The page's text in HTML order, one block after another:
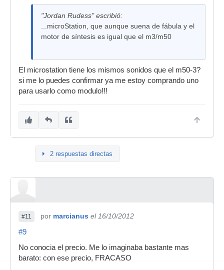
"Jordan Rudess" escribió:
...microStation, que aunque suena de fábula y el
motor de síntesis es igual que el m3/m50
El microstation tiene los mismos sonidos que el m50-3?
si me lo puedes confirmar ya me estoy comprando uno
para usarlo como modulo!!!
2 respuestas directas
#11 por marcianus el 16/10/2012
#9
No conocia el precio. Me lo imaginaba bastante mas
barato: con ese precio, FRACASO